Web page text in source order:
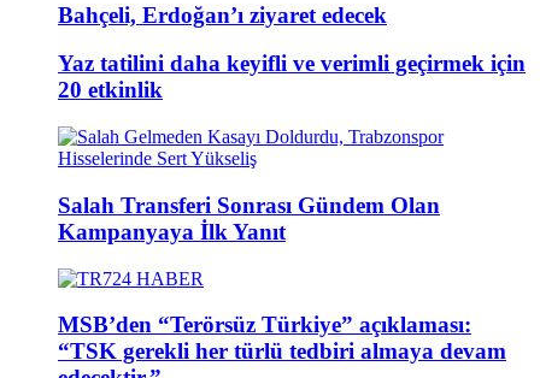
Bahçeli, Erdoğan’ı ziyaret edecek
Yaz tatilini daha keyifli ve verimli geçirmek için
20 etkinlik
Salah Transferi Sonrası Gündem Olan
Kampanyaya İlk Yanıt
MSB’den “Terörsüz Türkiye” açıklaması:
“TSK gerekli her türlü tedbiri almaya devam